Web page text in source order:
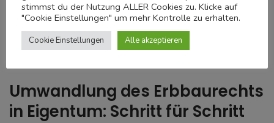
4 % Erbbauzins zahlst du jährlich 10.000 € – einfach nur fürs
Nutzungsrecht. Dauerhaft gesehen kann der Kauf günstiger
sein.
Umwandlung des Erbbaurechts
in Eigentum: Schritt für Schritt
stimmst du der Nutzung ALLER Cookies zu. Klicke auf
"Cookie Einstellungen" um mehr Kontrolle zu erhalten.
Cookie Einstellungen Alle akzeptieren